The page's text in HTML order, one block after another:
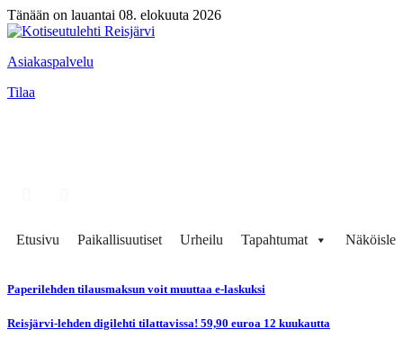
Tänään on lauantai 08. elokuuta 2026
Asiakaspalvelu
Tilaa
Etusivu Paikallisuutiset Urheilu Tapahtumat
Paperilehden tilausmaksun voit muuttaa e-laskuksi
Reisjärvi-lehden digilehti tilattavissa! 59,90 euroa 12 kuukautta